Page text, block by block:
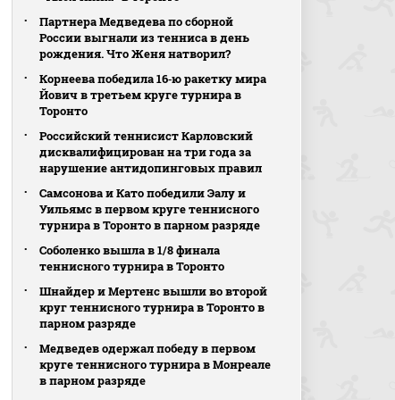
Партнера Медведева по сборной
России выгнали из тенниса в день
рождения. Что Женя натворил?
Корнеева победила 16‑ю ракетку мира
Йович в третьем круге турнира в
Торонто
Российский теннисист Карловский
дисквалифицирован на три года за
нарушение антидопинговых правил
Самсонова и Като победили Эалу и
Уильямс в первом круге теннисного
турнира в Торонто в парном разряде
Соболенко вышла в 1/8 финала
теннисного турнира в Торонто
Шнайдер и Мертенс вышли во второй
круг теннисного турнира в Торонто в
парном разряде
Медведев одержал победу в первом
круге теннисного турнира в Монреале
в парном разряде